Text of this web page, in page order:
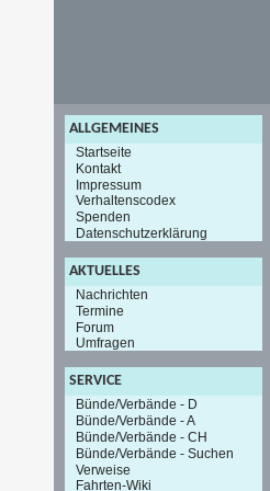
ALLGEMEINES
Startseite
Kontakt
Impressum
Verhaltenscodex
Spenden
Datenschutzerklärung
AKTUELLES
Nachrichten
Termine
Forum
Umfragen
SERVICE
Bünde/Verbände - D
Bünde/Verbände - A
Bünde/Verbände - CH
Bünde/Verbände - Suchen
Verweise
Fahrten-Wiki